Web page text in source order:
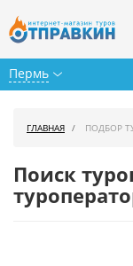
Пермь
Горящие туры
ГЛАВНАЯ ПОДБОР
Поиск